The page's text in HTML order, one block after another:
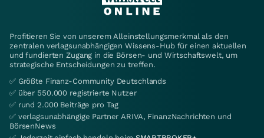
Profitieren Sie von unserem Alleinstellungsmerkmal als den
zentralen verlagsunabhängigen Wissens-Hub für einen aktuellen
und fundierten Zugang in die Börsen- und Wirtschaftswelt, um
strategische Entscheidungen zu treffen.
✅ Größte Finanz-Community Deutschlands
✅ über 550.000 registrierte Nutzer
✅ rund 2.000 Beiträge pro Tag
✅ verlagsunabhängige Partner ARIVA, FinanzNachrichten und
BörsenNews